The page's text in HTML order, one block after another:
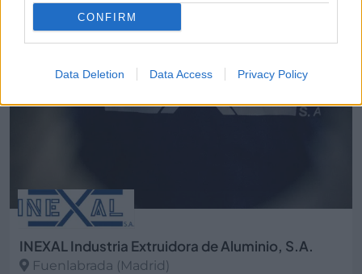
CONFIRM
Data Deletion Data Access Privacy Policy
INEXAL Industria Extruidora de Aluminio, S.A.
Fuenlabrada (Madrid)